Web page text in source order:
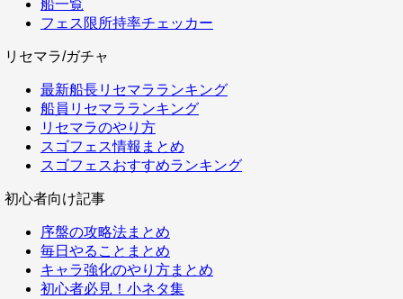
船一覧
フェス限所持率チェッカー
リセマラ/ガチャ
最新船長リセマラランキング
船員リセマラランキング
リセマラのやり方
スゴフェス情報まとめ
スゴフェスおすすめランキング
初心者向け記事
序盤の攻略法まとめ
毎日やることまとめ
キャラ強化のやり方まとめ
初心者必見！小ネタ集